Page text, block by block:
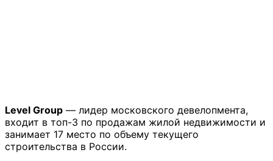
Level Group — лидер московского девелопмента,
входит в топ-3 по продажам жилой недвижимости и
занимает 17 место по объему текущего
строительства в России.